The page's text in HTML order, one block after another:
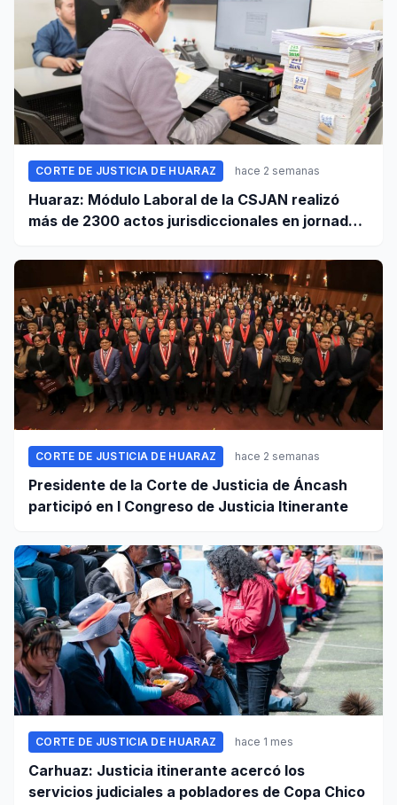
CORTE DE JUSTICIA DE HUARAZ hace 2 semanas
Huaraz: Módulo Laboral de la CSJAN realizó
más de 2300 actos jurisdiccionales en jornada
CORTE DE JUSTICIA DE HUARAZ hace 2 semanas
Presidente de la Corte de Justicia de Áncash
participó en I Congreso de Justicia Itinerante
CORTE DE JUSTICIA DE HUARAZ hace 1 mes
Carhuaz: Justicia itinerante acercó los
servicios judiciales a pobladores de Copa Chico